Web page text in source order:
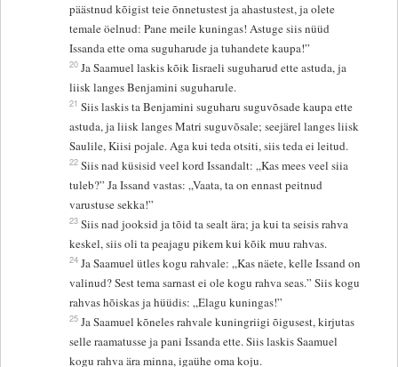
päästnud kõigist teie õnnetustest ja ahastustest, ja olete
temale öelnud: Pane meile kuningas! Astuge siis nüüd
Issanda ette oma suguharude ja tuhandete kaupa!”
20 Ja Saamuel laskis kõik Iisraeli suguharud ette astuda, ja
liisk langes Benjamini suguharule.
21 Siis laskis ta Benjamini suguharu suguvõsade kaupa ette
astuda, ja liisk langes Matri suguvõsale; seejärel langes liisk
Saulile, Kiisi pojale. Aga kui teda otsiti, siis teda ei leitud.
22 Siis nad küsisid veel kord Issandalt: „Kas mees veel siia
tuleb?” Ja Issand vastas: „Vaata, ta on ennast peitnud
varustuse sekka!”
23 Siis nad jooksid ja tõid ta sealt ära; ja kui ta seisis rahva
keskel, siis oli ta peajagu pikem kui kõik muu rahvas.
24 Ja Saamuel ütles kogu rahvale: „Kas näete, kelle Issand on
valinud? Sest tema sarnast ei ole kogu rahva seas.” Siis kogu
rahvas hõiskas ja hüüdis: „Elagu kuningas!”
25 Ja Saamuel kõneles rahvale kuningriigi õigusest, kirjutas
selle raamatusse ja pani Issanda ette. Siis laskis Saamuel
kogu rahva ära minna, igaühe oma koju.